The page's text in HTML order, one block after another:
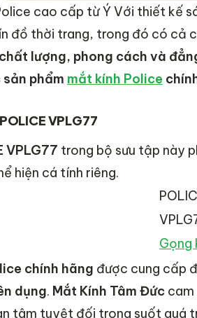
cao cấp từ ÝVới thiết kế
đồ thời trang, trong đó có cả
chất lượng, phong cách và
phẩm mắt kính Police
POLICE VPLG77
VPLG77 trong bộ sưu tập này
hiện cá tính riêng.
Gọng
chính hãng được cung cấp
dụng. Mắt Kính Tâm Đức cam
tâm tuyệt đối trong suốt quá